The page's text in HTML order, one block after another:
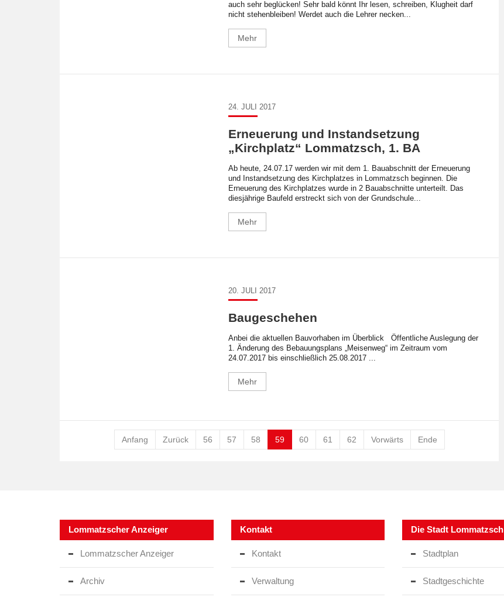
auch sehr beglücken! Sehr bald könnt Ihr lesen, schreiben, Klugheit darf
nicht stehenbleiben! Werdet auch die Lehrer necken...
Mehr
24. JULI 2017
Erneuerung und Instandsetzung
„Kirchplatz“ Lommatzsch, 1. BA
Ab heute, 24.07.17 werden wir mit dem 1. Bauabschnitt der Erneuerung
und Instandsetzung des Kirchplatzes in Lommatzsch beginnen. Die
Erneuerung des Kirchplatzes wurde in 2 Bauabschnitte unterteilt. Das
diesjährige Baufeld erstreckt sich von der Grundschule...
Mehr
20. JULI 2017
Baugeschehen
Anbei die aktuellen Bauvorhaben im Überblick Öffentliche Auslegung der
1. Änderung des Bebauungsplans „Meisenweg“ im Zeitraum vom
24.07.2017 bis einschließlich 25.08.2017 ...
Mehr
Anfang Zurück 56 57 58 59 60 61 62 Vorwärts Ende
Lommatzscher Anzeiger
Lommatzscher Anzeiger
Archiv
Kontakt
Kontakt
Verwaltung
Die Stadt Lommatzsch
Stadtplan
Stadtgeschichte